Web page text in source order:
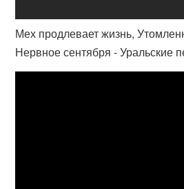
Мех продлевает жизнь,
Нервное сентября - Уральские